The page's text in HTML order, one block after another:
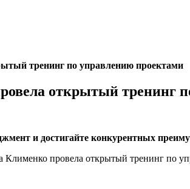
тренинг по управлению проектами
открытый тренинг
и достигайте конкурентных
провела открытый тренинг по